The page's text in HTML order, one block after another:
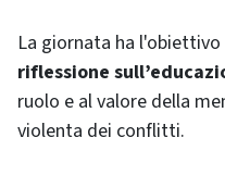
La giornata ha l'obiettivo
riflessione
ruolo e al valore della
violenta dei conflitti.